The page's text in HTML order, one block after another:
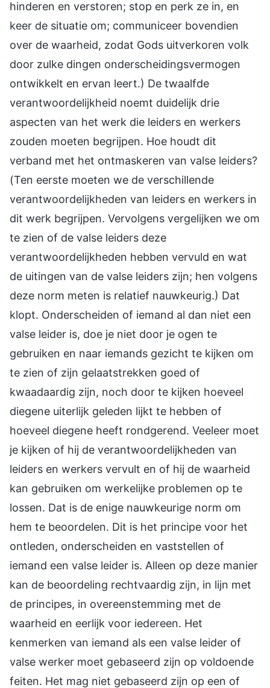
hinderen en verstoren; stop en perk ze in, en
keer de situatie om; communiceer bovendien
over de waarheid, zodat Gods uitverkoren volk
door zulke dingen onderscheidingsvermogen
ontwikkelt en ervan leert.) De twaalfde
verantwoordelijkheid noemt duidelijk drie
aspecten van het werk die leiders en werkers
zouden moeten begrijpen. Hoe houdt dit
verband met het ontmaskeren van valse leiders?
(Ten eerste moeten we de verschillende
verantwoordelijkheden van leiders en werkers in
dit werk begrijpen. Vervolgens vergelijken we om
te zien of de valse leiders deze
verantwoordelijkheden hebben vervuld en wat
de uitingen van de valse leiders zijn; hen volgens
deze norm meten is relatief nauwkeurig.) Dat
klopt. Onderscheiden of iemand al dan niet een
valse leider is, doe je niet door je ogen te
gebruiken en naar iemands gezicht te kijken om
te zien of zijn gelaatstrekken goed of
kwaadaardig zijn, noch door te kijken hoeveel
diegene uiterlijk geleden lijkt te hebben of
hoeveel diegene heeft rondgerend. Veeleer moet
je kijken of hij de verantwoordelijkheden van
leiders en werkers vervult en of hij de waarheid
kan gebruiken om werkelijke problemen op te
lossen. Dat is de enige nauwkeurige norm om
hem te beoordelen. Dit is het principe voor het
ontleden, onderscheiden en vaststellen of
iemand een valse leider is. Alleen op deze manier
kan de beoordeling rechtvaardig zijn, in lijn met
de principes, in overeenstemming met de
waarheid en eerlijk voor iedereen. Het
kenmerken van iemand als een valse leider of
valse werker moet gebaseerd zijn op voldoende
feiten. Het mag niet gebaseerd zijn op een of